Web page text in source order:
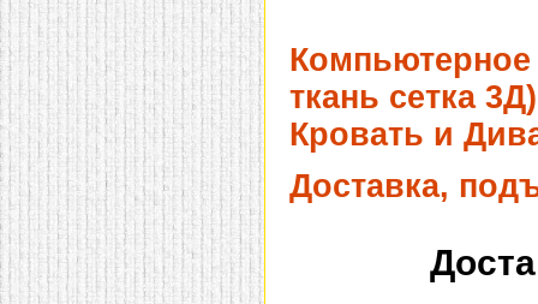
Компьютерное
ткань сетка
Кровать и
Доставка,